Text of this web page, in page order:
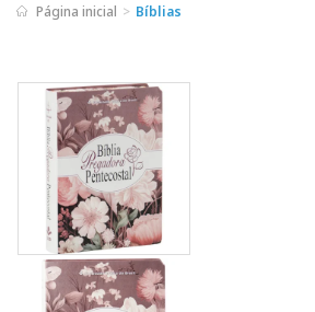
Página inicial Bíblias